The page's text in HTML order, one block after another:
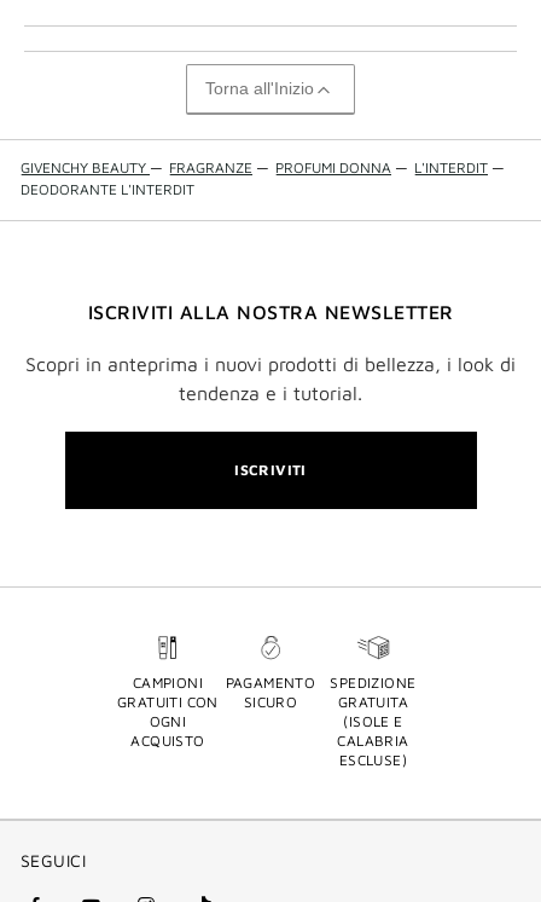
Torna all'Inizio
GIVENCHY BEAUTY — FRAGRANZE — PROFUMI DONNA — L'INTERDIT —
DEODORANTE L'INTERDIT
ISCRIVITI ALLA NOSTRA NEWSLETTER
Scopri in anteprima i nuovi prodotti di bellezza, i look di
tendenza e i tutorial.
ISCRIVITI
CAMPIONI
GRATUITI CON
OGNI
ACQUISTO
PAGAMENTO
SICURO
SPEDIZIONE
GRATUITA
(ISOLE E
CALABRIA
ESCLUSE)
SEGUICI